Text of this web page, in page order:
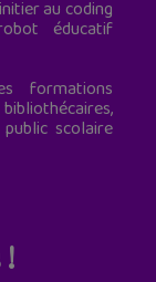
au coding
éducatif
formations
scolaire